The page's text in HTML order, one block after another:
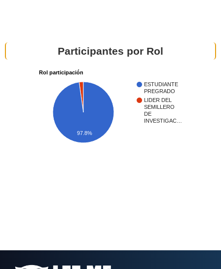
Participantes por Rol
Rol participación
ESTUDIANTE
PREGRADO
LIDER DEL
SEMILLERO
DE
INVESTIGAC…
97.8%